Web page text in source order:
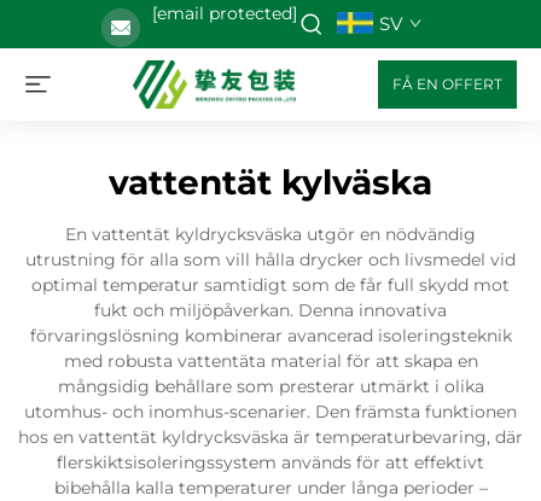
[email protected] SV
FÅ EN OFFERT
vattentät kylväska
En vattentät kyldrycksväska utgör en nödvändig
utrustning för alla som vill hålla drycker och livsmedel vid
optimal temperatur samtidigt som de får full skydd mot
fukt och miljöpåverkan. Denna innovativa
förvaringslösning kombinerar avancerad isoleringsteknik
med robusta vattentäta material för att skapa en
mångsidig behållare som presterar utmärkt i olika
utomhus- och inomhus-scenarier. Den främsta funktionen
hos en vattentät kyldrycksväska är temperaturbevaring, där
flerskiktsisoleringssystem används för att effektivt
bibehålla kalla temperaturer under långa perioder –